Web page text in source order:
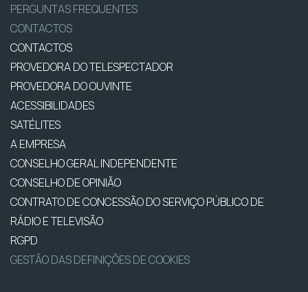
PERGUNTAS FREQUENTES
CONTACTOS
CONTACTOS
PROVEDORA DO TELESPECTADOR
PROVEDORA DO OUVINTE
ACESSIBILIDADES
SATÉLITES
A EMPRESA
CONSELHO GERAL INDEPENDENTE
CONSELHO DE OPINIÃO
CONTRATO DE CONCESSÃO DO SERVIÇO PÚBLICO DE
RÁDIO E TELEVISÃO
RGPD
GESTÃO DAS DEFINIÇÕES DE COOKIES